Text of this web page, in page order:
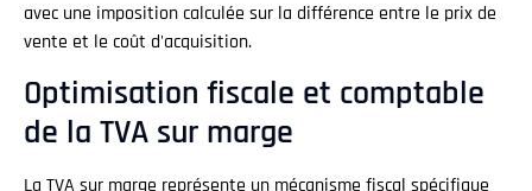
avec une imposition calculée sur la différence entre le prix de
vente et le coût d'acquisition.
Optimisation fiscale et comptable
de la TVA sur marge
La TVA sur marge représente un mécanisme fiscal spécifique